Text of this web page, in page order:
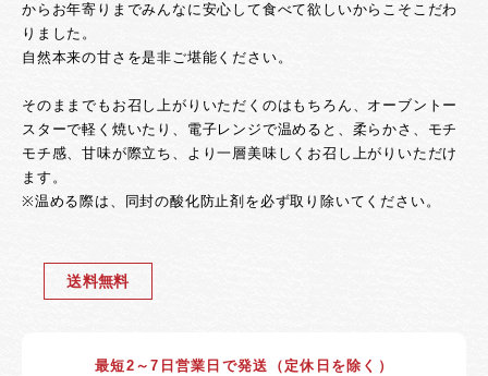
からお年寄りまでみんなに安心して食べて欲しいからこそこだわ
りました。
自然本来の甘さを是非ご堪能ください。
そのままでもお召し上がりいただくのはもちろん、オーブントー
スターで軽く焼いたり、電子レンジで温めると、柔らかさ、モチ
モチ感、甘味が際立ち、より一層美味しくお召し上がりいただけ
ます。
※温める際は、同封の酸化防止剤を必ず取り除いてください。
送料無料
最短2～7日営業日で発送（定休日を除く）